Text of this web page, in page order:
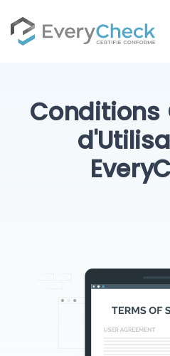
Conditions